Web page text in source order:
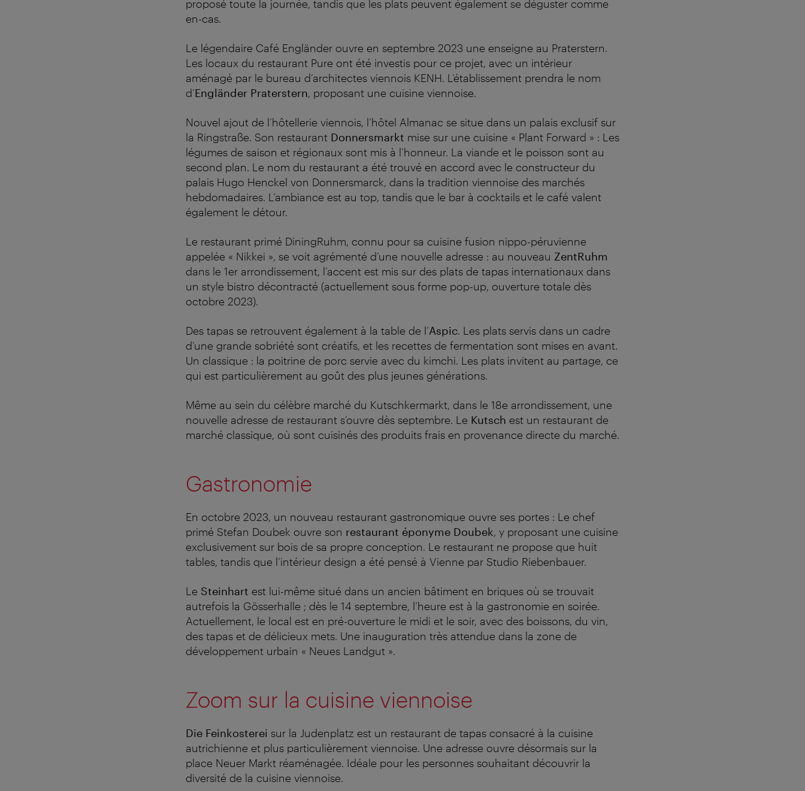
proposé toute la journée, tandis que les plats peuvent également se déguster comme
en-cas.
Le légendaire Café Engländer ouvre en septembre 2023 une enseigne au Praterstern.
Les locaux du restaurant Pure ont été investis pour ce projet, avec un intérieur
aménagé par le bureau d’architectes viennois KENH. L’établissement prendra le nom
d’Engländer Praterstern, proposant une cuisine viennoise.
Nouvel ajout de l’hôtellerie viennois, l’hôtel Almanac se situe dans un palais exclusif sur
la Ringstraße. Son restaurant Donnersmarkt mise sur une cuisine « Plant Forward » : Les
légumes de saison et régionaux sont mis à l’honneur. La viande et le poisson sont au
second plan. Le nom du restaurant a été trouvé en accord avec le constructeur du
palais Hugo Henckel von Donnersmarck, dans la tradition viennoise des marchés
hebdomadaires. L’ambiance est au top, tandis que le bar à cocktails et le café valent
également le détour.
Le restaurant primé DiningRuhm, connu pour sa cuisine fusion nippo-péruvienne
appelée « Nikkei », se voit agrémenté d’une nouvelle adresse : au nouveau ZentRuhm
dans le 1er arrondissement, l’accent est mis sur des plats de tapas internationaux dans
un style bistro décontracté (actuellement sous forme pop-up, ouverture totale dès
octobre 2023).
Des tapas se retrouvent également à la table de l’Aspic. Les plats servis dans un cadre
d’une grande sobriété sont créatifs, et les recettes de fermentation sont mises en avant.
Un classique : la poitrine de porc servie avec du kimchi. Les plats invitent au partage, ce
qui est particulièrement au goût des plus jeunes générations.
Même au sein du célèbre marché du Kutschkermarkt, dans le 18e arrondissement, une
nouvelle adresse de restaurant s’ouvre dès septembre. Le Kutsch est un restaurant de
marché classique, où sont cuisinés des produits frais en provenance directe du marché.
Gastronomie
En octobre 2023, un nouveau restaurant gastronomique ouvre ses portes : Le chef
primé Stefan Doubek ouvre son restaurant éponyme Doubek, y proposant une cuisine
exclusivement sur bois de sa propre conception. Le restaurant ne propose que huit
tables, tandis que l’intérieur design a été pensé à Vienne par Studio Riebenbauer.
Le Steinhart est lui-même situé dans un ancien bâtiment en briques où se trouvait
autrefois la Gösserhalle ; dès le 14 septembre, l’heure est à la gastronomie en soirée.
Actuellement, le local est en pré-ouverture le midi et le soir, avec des boissons, du vin,
des tapas et de délicieux mets. Une inauguration très attendue dans la zone de
développement urbain « Neues Landgut ».
Zoom sur la cuisine viennoise
Die Feinkosterei sur la Judenplatz est un restaurant de tapas consacré à la cuisine
autrichienne et plus particulièrement viennoise. Une adresse ouvre désormais sur la
place Neuer Markt réaménagée. Idéale pour les personnes souhaitant découvrir la
diversité de la cuisine viennoise.